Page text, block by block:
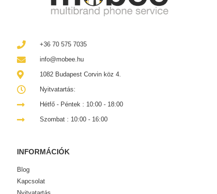
+36 70 575 7035
info@mobee.hu
1082 Budapest Corvin köz 4.
Nyitvatartás:
Hétfő - Péntek : 10:00 - 18:00
Szombat : 10:00 - 16:00
INFORMÁCIÓK
Blog
Kapcsolat